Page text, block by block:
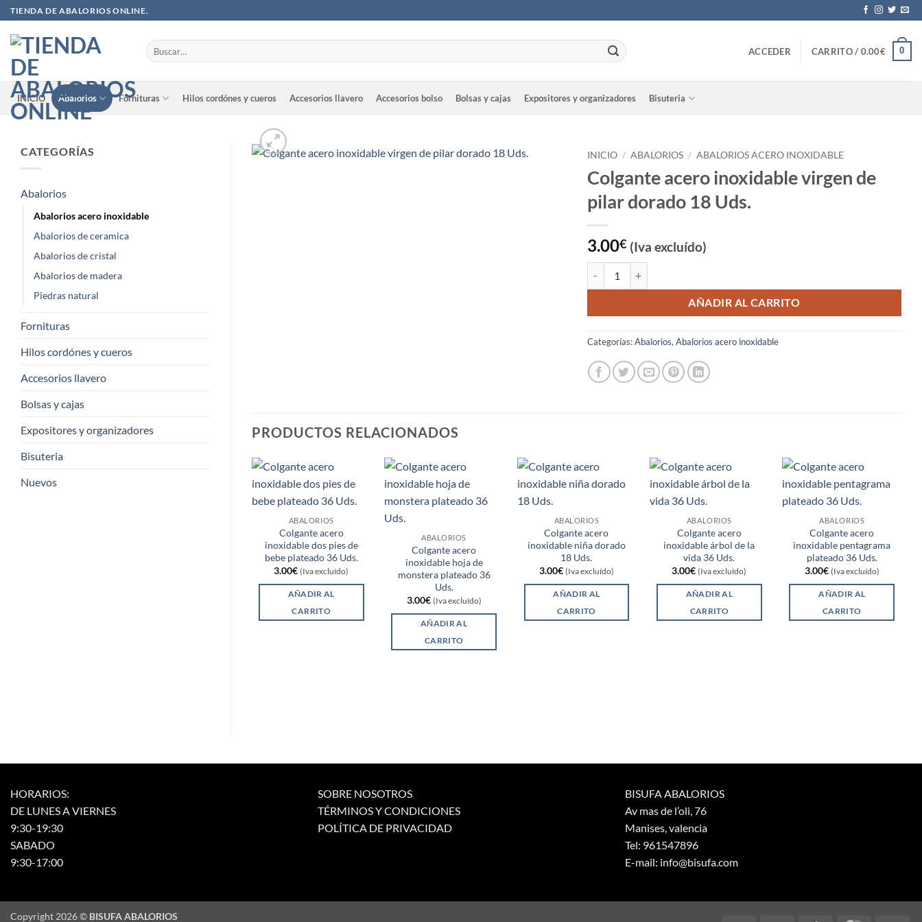
Saltar
al
contenido
TIENDA DE ABALORIOS ONLINE.
Buscar
por:
ACCEDER CARRITO / 0.00€ 0
INICIO Abalorios Fornituras Hilos cordónes y cueros Accesorios llavero Accesorios bolso Bolsas y cajas Expositores y organizadores Bisuteria
CATEGORÍAS
Abalorios
Abalorios acero inoxidable
Abalorios de ceramica
Abalorios de cristal
Abalorios de madera
Piedras natural
Fornituras
Hilos cordónes y cueros
Accesorios llavero
Bolsas y cajas
Expositores y organizadores
Bisuteria
Nuevos
INICIO / ABALORIOS / ABALORIOS ACERO INOXIDABLE
Colgante acero inoxidable virgen de
pilar dorado 18 Uds.
3.00€ (Iva excluído)
AÑADIR AL CARRITO
Categorías:Abalorios, Abalorios acero inoxidable
PRODUCTOS RELACIONADOS
ABALORIOS
Colgante acero
inoxidable dos pies de
bebe plateado 36 Uds.
3.00€ (Iva excluído)
AÑADIR AL
CARRITO
ABALORIOS
Colgante acero
inoxidable hoja de
monstera plateado 36
Uds.
3.00€ (Iva excluído)
AÑADIR AL
CARRITO
ABALORIOS
Colgante acero
inoxidable niña dorado
18 Uds.
3.00€ (Iva excluído)
AÑADIR AL
CARRITO
ABALORIOS
Colgante acero
inoxidable árbol de la
vida 36 Uds.
3.00€ (Iva excluído)
AÑADIR AL
CARRITO
ABALORIOS
Colgante acero
inoxidable pentagrama
plateado 36 Uds.
3.00€ (Iva excluído)
AÑADIR AL
CARRITO
HORARIOS:
DE LUNES A VIERNES
9:30-19:30
SABADO
9:30-17:00
SOBRE NOSOTROS
TÉRMINOS Y CONDICIONES
POLÍTICA DE PRIVACIDAD
BISUFA ABALORIOS
Av mas de l’oli, 76
Manises, valencia
Tel: 961547896
E-mail: info@bisufa.com
Copyright 2026 © BISUFA ABALORIOS